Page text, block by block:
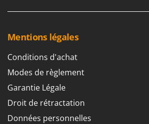
Mentions légales
Conditions d'achat
Modes de règlement
Garantie Légale
Droit de rétractation
Données personnelles